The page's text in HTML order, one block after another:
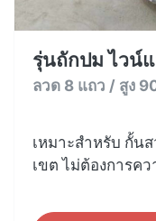
รุ่นถักปม ไวน์
ลวด 8 แถว / สูง
เหมาะสำหรับ กั้น
เขต ไม่ต้องการค